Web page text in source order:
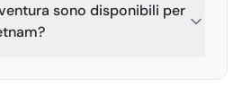
sono disponibili per